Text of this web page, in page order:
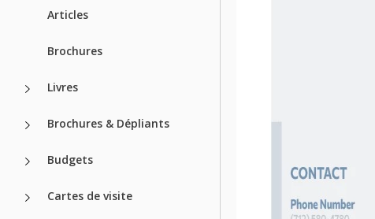
Articles
Brochures
Livres
Brochures & Dépliants
Budgets
Cartes de visite